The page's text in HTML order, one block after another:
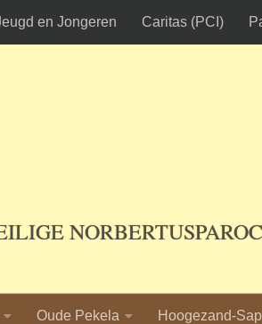
en Jongeren Caritas (PCI)
Oude Pekela Hoogezand-